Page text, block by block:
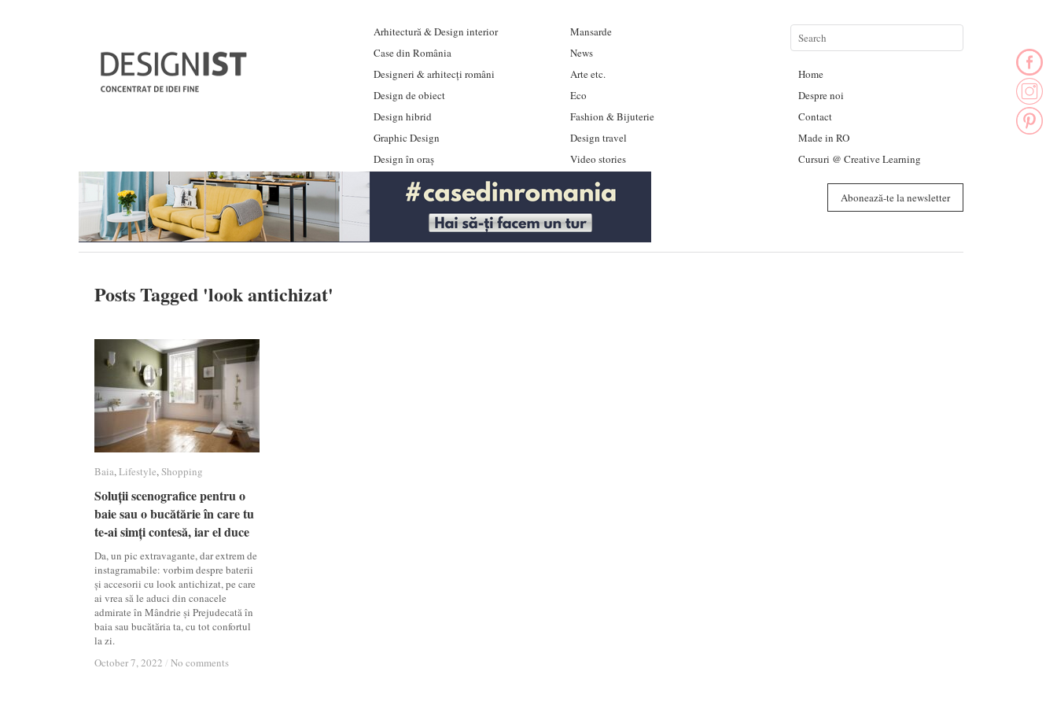
Arhitectură & Design interior
Case din România
Designeri & arhitecți români
Design de obiect
Design hibrid
Graphic Design
Design în oraș
Mansarde
News
Arte etc.
Eco
Fashion & Bijuterie
Design travel
Video stories
Home
Despre noi
Contact
Made in RO
Cursuri @ Creative Learning
Abonează-te la newsletter
Posts Tagged 'look antichizat'
Baia,Lifestyle,Shopping
Soluții scenografice pentru o
baie sau o bucătărie în care tu
te-ai simți contesă, iar el duce
Da, un pic extravagante, dar extrem de
instagramabile: vorbim despre baterii
și accesorii cu look antichizat, pe care
ai vrea să le aduci din conacele
admirate în Mândrie și Prejudecată în
baia sau bucătăria ta, cu tot confortul
la zi.
October 7, 2022 / No comments
Baia Lifestyle Shopping
Soluții scenografice pentru o
baie sau o bucătărie în care tu
te-ai simți contesă, iar el duce
October 7, 2022 / No comments